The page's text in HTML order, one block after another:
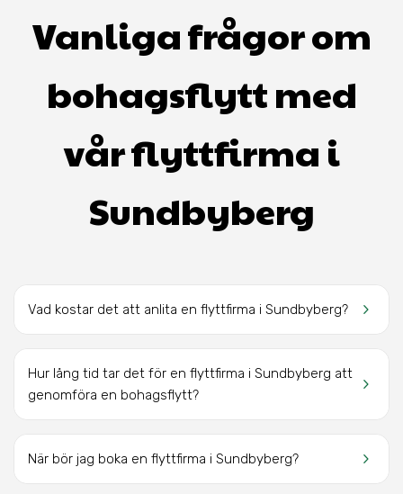
Vanliga frågor om
bohagsflytt med
vår flyttfirma i
Sundbyberg
keyboard_arrow_right
Vad kostar det att anlita en flyttfirma i Sundbyberg?
keyboard_arrow_right
Hur lång tid tar det för en flyttfirma i Sundbyberg att
genomföra en bohagsflytt?
keyboard_arrow_right
När bör jag boka en flyttfirma i Sundbyberg?